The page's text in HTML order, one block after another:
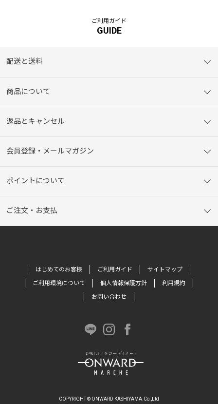
ご利用ガイド
GUIDE
配送と送料
商品について
返品とキャンセル
会員登録・メールマガジン
ポイントについて
ご注文・お支払
はじめてのお客様 ご利用ガイド
サイトマップ
ご利用環境について
個人情報保護方針
利用規約
お問い合わせ
COPYRIGHT © ONWARD KASHIYAMA.Co.,Ltd